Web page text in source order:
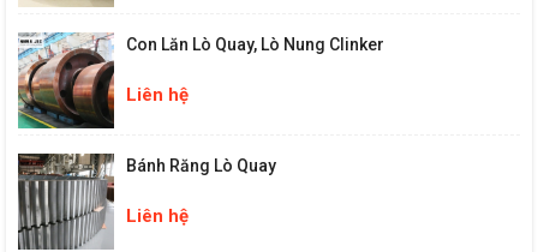
Con Lăn Lò Quay, Lò Nung Clinker
Liên hệ
Bánh Răng Lò Quay
Liên hệ